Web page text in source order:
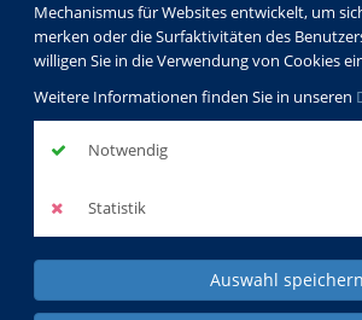
Mechanismus für Websites entwickelt, um
merken oder die Surfaktivitäten des
willigen Sie in die Verwendung von Cookies
Weitere Informationen finden Sie in unseren
Notwendig
Statistik
Auswahl speichern
Programm
Schulkindbetreuung
Programmheft online!